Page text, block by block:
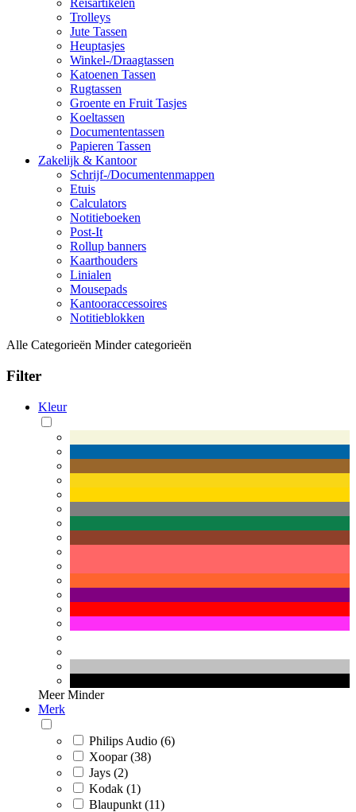
Reisartikelen
Trolleys
Jute Tassen
Heuptasjes
Winkel-/Draagtassen
Katoenen Tassen
Rugtassen
Groente en Fruit Tasjes
Koeltassen
Documententassen
Papieren Tassen
Zakelijk & Kantoor
Schrijf-/Documentenmappen
Etuis
Calculators
Notitieboeken
Post-It
Rollup banners
Kaarthouders
Linialen
Mousepads
Kantooraccessoires
Notitieblokken
Alle Categorieën Minder categorieën
Filter
Kleur
Meer Minder
Merk
Philips Audio (6)
Xoopar (38)
Jays (2)
Kodak (1)
Blaupunkt (11)